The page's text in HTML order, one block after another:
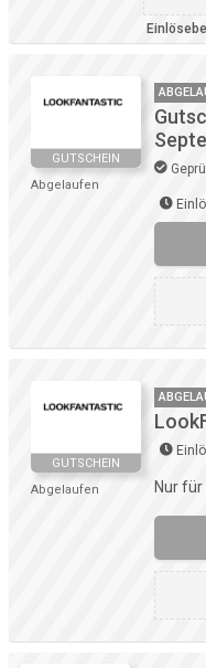
GUTSCHEIN
Abgelaufen
GUTSCHEIN
Abgelaufen
Nur